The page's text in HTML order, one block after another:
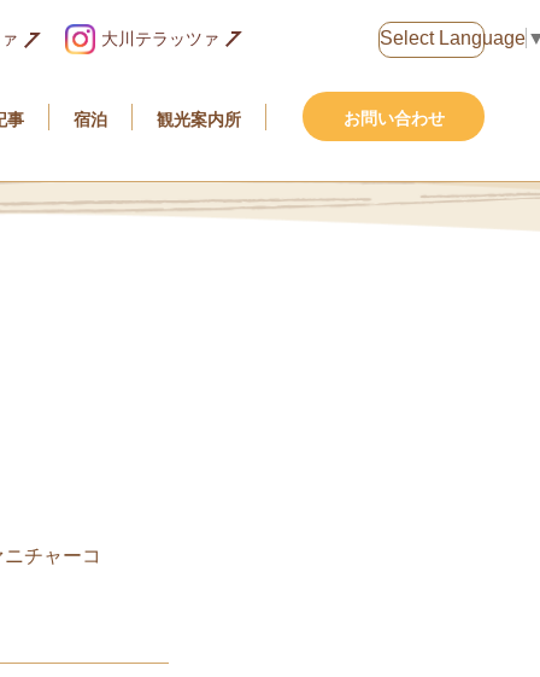
大川テラッツァ Select Language
事 宿泊 観光案内所 お問い合わせ
チャーコ